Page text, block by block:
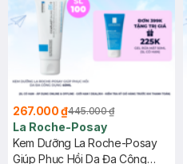
267.000 ₫445.000 ₫
La Roche-Posay
Kem Dưỡng La Roche-Posay
Giúp Phục Hồi Da Đa Công